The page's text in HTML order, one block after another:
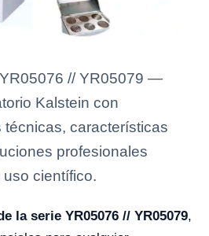
// YR05079 —
Kalstein con
características
profesionales
científico.
la serie YR05076 // YR05079,